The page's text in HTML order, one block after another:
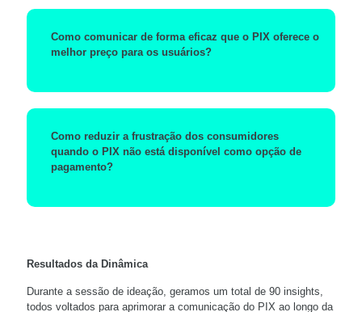
Como comunicar de forma eficaz que o PIX oferece o
melhor preço para os usuários?
Como reduzir a frustração dos consumidores
quando o PIX não está disponível como opção de
pagamento?
Resultados da Dinâmica
Durante a sessão de ideação, geramos um total de 90 insights,
todos voltados para aprimorar a comunicação do PIX ao longo da